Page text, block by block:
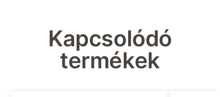
Kapcsolódó
termékek